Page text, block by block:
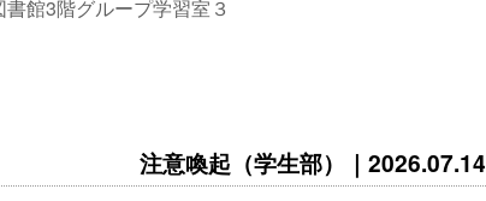
館3階グループ学習室３
注意喚起（学生部）｜2026.07.14